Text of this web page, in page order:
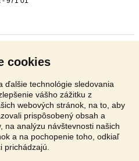
cookies
ďalšie technológie sledovania
vášho zážitku z
webových stránok, na to, aby
prispôsobený obsah a
na analýzu návštevnosti našich
a na pochopenie toho, odkiaľ
prichádzajú.
byt v obci Veľký Ďur. Byt je po
re ...
34
1 2 3 Ďalšia